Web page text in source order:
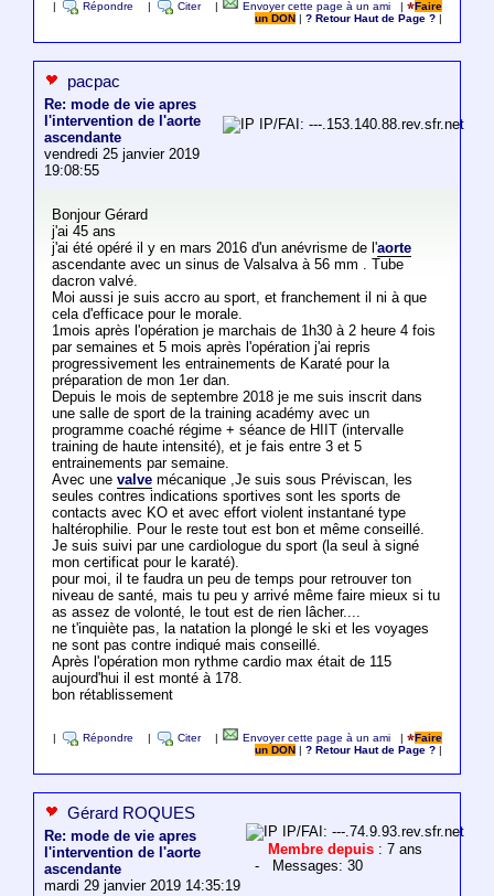
Répondre Citer Envoyer cette page à un ami |
Faire
un DON
|? Retour Haut de Page ?
pacpac
Re: mode de vie apres
l'intervention de l'aorte
ascendante
vendredi 25 janvier 2019
19:08:55
IP/FAI: ---.153.140.88.rev.sfr.net
Bonjour Gérard
j'ai 45 ans
j'ai été opéré il y en mars 2016 d'un anévrisme de l'aorte
ascendante avec un sinus de Valsalva à 56 mm . Tube
dacron valvé.
Moi aussi je suis accro au sport, et franchement il ni à que
cela d'efficace pour le morale.
1mois après l'opération je marchais de 1h30 à 2 heure 4 fois
par semaines et 5 mois après l'opération j'ai repris
progressivement les entrainements de Karaté pour la
préparation de mon 1er dan.
Depuis le mois de septembre 2018 je me suis inscrit dans
une salle de sport de la training académy avec un
programme coaché régime + séance de HIIT (intervalle
training de haute intensité), et je fais entre 3 et 5
entrainements par semaine.
Avec une valvemécanique ,Je suis sous Préviscan, les
seules contres indications sportives sont les sports de
contacts avec KO et avec effort violent instantané type
haltérophilie. Pour le reste tout est bon et même conseillé.
Je suis suivi par une cardiologue du sport (la seul à signé
mon certificat pour le karaté).
pour moi, il te faudra un peu de temps pour retrouver ton
niveau de santé, mais tu peu y arrivé même faire mieux si tu
as assez de volonté, le tout est de rien lâcher....
ne t'inquiète pas, la natation la plongé le ski et les voyages
ne sont pas contre indiqué mais conseillé.
Après l'opération mon rythme cardio max était de 115
aujourd'hui il est monté à 178.
bon rétablissement
Répondre Citer Envoyer cette page à un ami |
Faire
un DON
|? Retour Haut de Page ?
Gérard ROQUES
Re: mode de vie apres
l'intervention de l'aorte
ascendante
mardi 29 janvier 2019 14:35:19
IP/FAI: ---.74.9.93.rev.sfr.net
Membre depuis : 7 ans
- Messages: 30